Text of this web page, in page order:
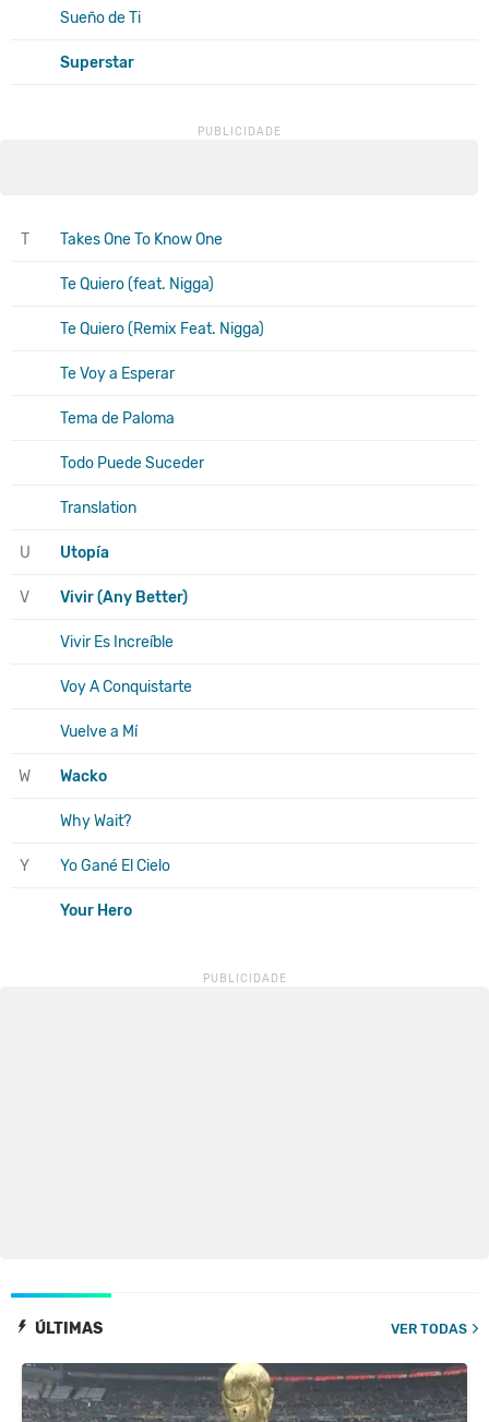
Sueño de Ti
Superstar
T Takes One To Know One
Te Quiero (feat. Nigga)
Te Quiero (Remix Feat. Nigga)
Te Voy a Esperar
Tema de Paloma
Todo Puede Suceder
Translation
U Utopía
V Vivir (Any Better)
Vivir Es Increíble
Voy A Conquistarte
Vuelve a Mí
W Wacko
Why Wait?
Y Yo Gané El Cielo
Your Hero
ÚLTIMAS VER TODAS